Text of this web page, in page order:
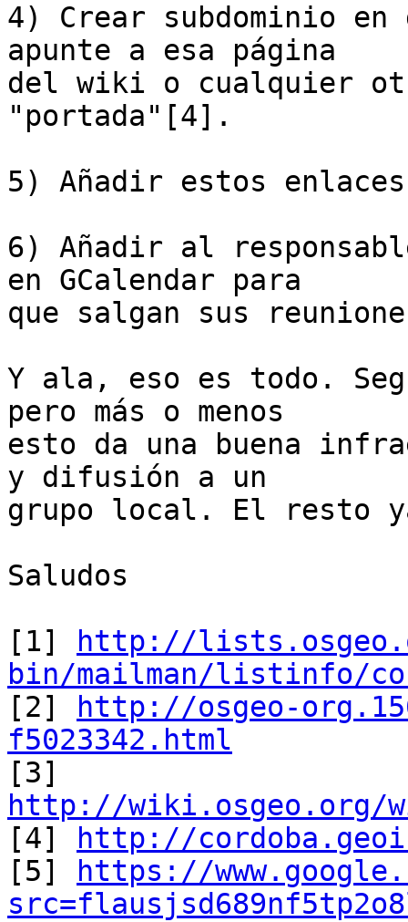
4) Crear subdominio
apunte a esa página
del wiki o cualquier
"portada"[4].
5) Añadir estos
6) Añadir al
en GCalendar para
que salgan sus
Y ala, eso es todo.
pero más o menos
esto da una buena
y difusión a un
grupo local. El resto
Saludos
[1]
http://
bin/mailman/listinfo/
[2]
http://osgeo-
f5023342.html
http://wiki.osgeo.org/
[4]
http://
[5]
https://